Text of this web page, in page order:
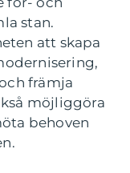
stan.
att skapa
främja
möjliggöra
behoven